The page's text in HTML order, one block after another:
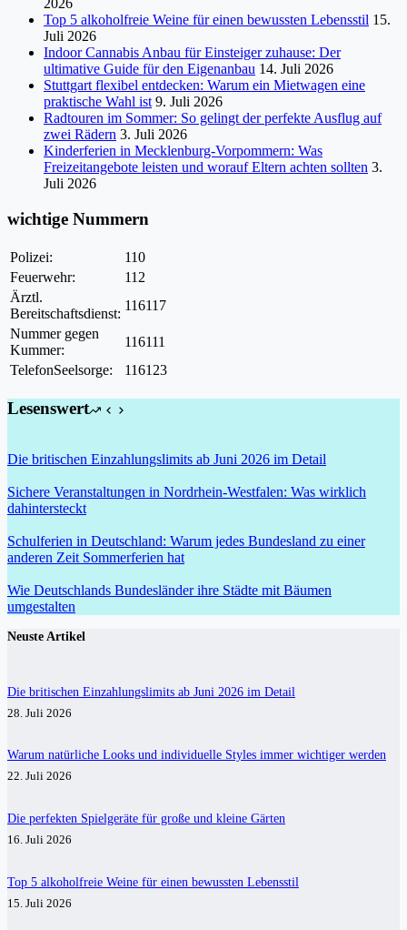
2026
Top 5 alkoholfreie Weine für einen bewussten Lebensstil 15.
Juli 2026
Indoor Cannabis Anbau für Einsteiger zuhause: Der
ultimative Guide für den Eigenanbau 14. Juli 2026
Stuttgart flexibel entdecken: Warum ein Mietwagen eine
praktische Wahl ist 9. Juli 2026
Radtouren im Sommer: So gelingt der perfekte Ausflug auf
zwei Rädern 3. Juli 2026
Kinderferien in Mecklenburg-Vorpommern: Was
Freizeitangebote leisten und worauf Eltern achten sollten 3.
Juli 2026
wichtige Nummern
Polizei:
110
Feuerwehr:
112
Ärztl.
Bereitschaftsdienst:
116117
Nummer gegen
Kummer:
116111
TelefonSeelsorge:
116123
Lesenswert
Die britischen Einzahlungslimits ab Juni 2026 im Detail
Sichere Veranstaltungen in Nordrhein-Westfalen: Was wirklich
dahintersteckt
Schulferien in Deutschland: Warum jedes Bundesland zu einer
anderen Zeit Sommerferien hat
Wie Deutschlands Bundesländer ihre Städte mit Bäumen
umgestalten
Neuste Artikel
Die britischen Einzahlungslimits ab Juni 2026 im Detail
28. Juli 2026
Warum natürliche Looks und individuelle Styles immer wichtiger werden
22. Juli 2026
Die perfekten Spielgeräte für große und kleine Gärten
16. Juli 2026
Top 5 alkoholfreie Weine für einen bewussten Lebensstil
15. Juli 2026